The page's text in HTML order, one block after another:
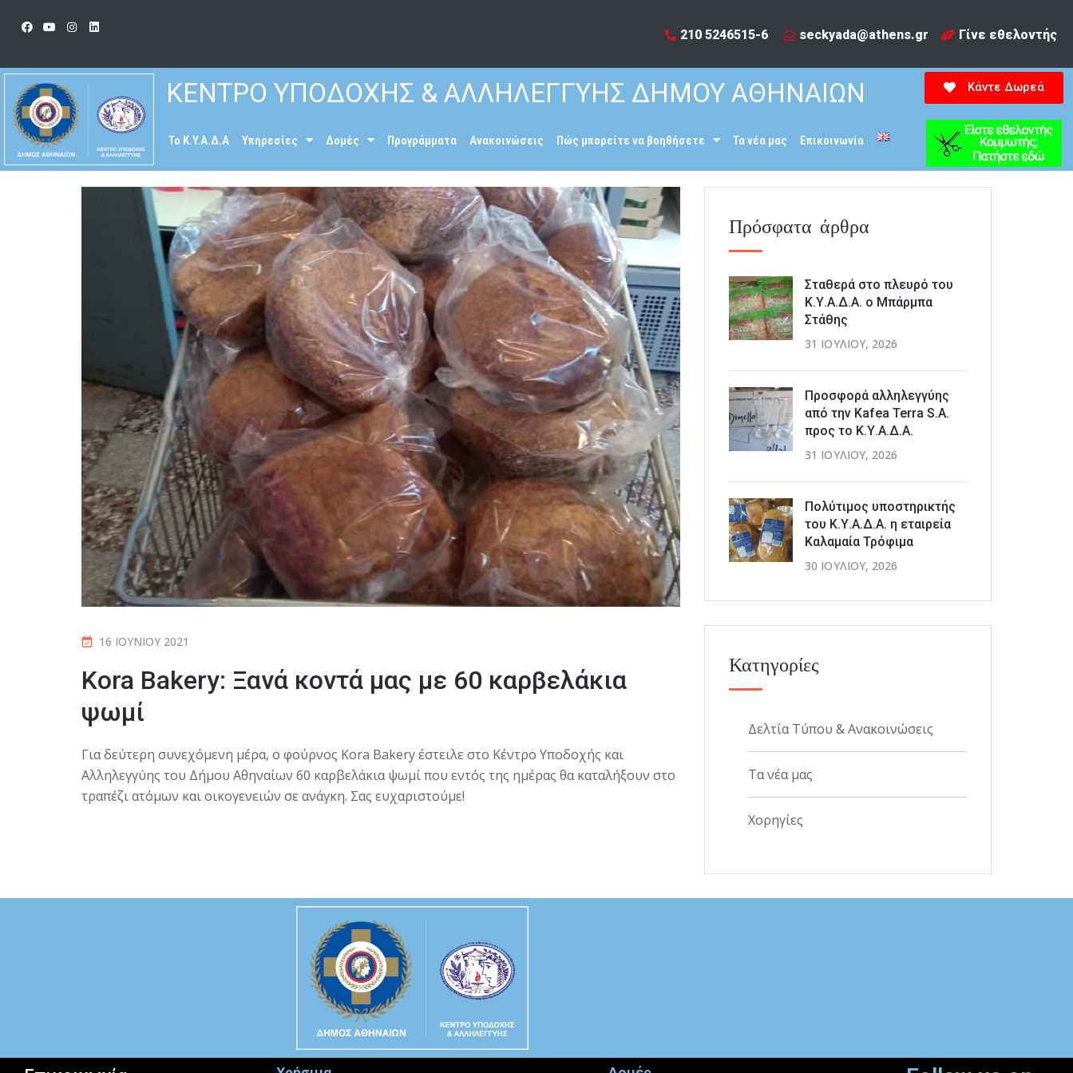
210 5246515-6​ seckyada@athens.gr Γίνε εθελοντής
ΚΕΝΤΡΟ ΥΠΟΔΟΧΗΣ & ΑΛΛΗΛΕΓΓΥΗΣ ΔΗΜΟΥ ΑΘΗΝΑΙΩΝ
To K.Y.A.Δ.Α Υπηρεσίες Δομές Προγράμματα Ανακοινώσεις Πώς μπορείτε να βοηθήσετε Τα νέα μας Επικοινωνία
Κάντε Δωρεά
16 ΙΟΥΝΊΟΥ 2021
Kora Bakery: Ξανά κοντά μας με 60 καρβελάκια
ψωμί
Για δεύτερη συνεχόμενη μέρα, ο φούρνος Kora Bakery έστειλε στο Κέντρο Υποδοχής και
Αλληλεγγύης του Δήμου Αθηναίων 60 καρβελάκια ψωμί που εντός της ημέρας θα καταλήξουν στο
τραπέζι ατόμων και οικογενειών σε ανάγκη. Σας ευχαριστούμε!
Πρόσφατα άρθρα
Σταθερά στο πλευρό του
Κ.Υ.Α.Δ.Α. ο Μπάρμπα
Στάθης
31 ΙΟΥΛΊΟΥ, 2026
Προσφορά αλληλεγγύης
από την Kafea Terra S.A.
προς το Κ.Υ.Α.Δ.Α.
31 ΙΟΥΛΊΟΥ, 2026
Πολύτιμος υποστηρικτής
του Κ.Υ.Α.Δ.Α. η εταιρεία
Καλαμαία Τρόφιμα
30 ΙΟΥΛΊΟΥ, 2026
Κατηγορίες
Δελτία Τύπου & Ανακοινώσεις
Τα νέα μας
Χορηγίες